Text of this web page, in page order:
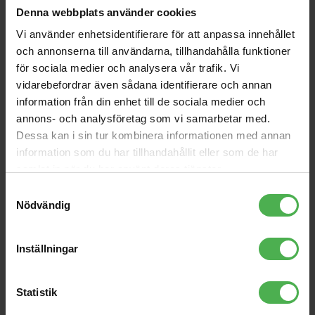
Denna webbplats använder cookies
Vi använder enhetsidentifierare för att anpassa innehållet
och annonserna till användarna, tillhandahålla funktioner
för sociala medier och analysera vår trafik. Vi
vidarebefordrar även sådana identifierare och annan
information från din enhet till de sociala medier och
annons- och analysföretag som vi samarbetar med.
Dessa kan i sin tur kombinera informationen med annan
information som du har tillhandahållit eller som de har
Nödvändig
Inställningar
Statistik
Delay D7 X2
2190 kr 430 kr
412P1.50 Tortex Sharp-
12/PLYPK
120 kr
NYS010
1x6.3mm > 1x6.3mm 0.6m
(6-pack)
371 kr
Premium Series XLR-6
659 kr
3.5mm ST Ma > 1x6.3mm